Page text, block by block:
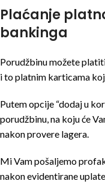
Plaćanje
bankinga
Porudžbinu možete
i to platnim karticama
Putem opcije “dodaj u
porudžbinu, na koju će
nakon provere lagera.
Mi Vam pošaljemo
nakon evidentirane